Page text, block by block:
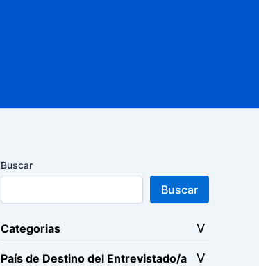
Buscar
Buscar
Categorias
País de Destino del Entrevistado/a